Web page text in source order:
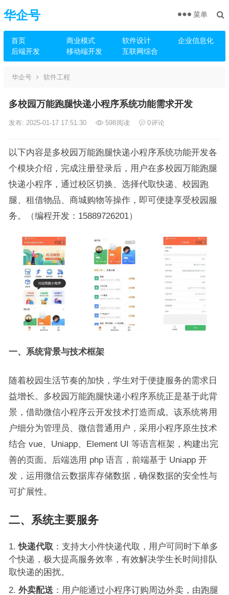
华企号
首页 商业模式 软件设计
企业信息化
后端开发
移动端开发 互联网综合
菜单
华企号 软件工程
多校园万能跑腿快递小程序系统功能需求开发
发布: 2025-01-17 17:51:30 598阅读 0评论
以下内容是多校园万能跑腿快递小程序系统功能开发各
个模块介绍，完成注册登录后，用户在多校园万能跑腿
快递小程序，通过校区切换、选择代取快递、校园跑
腿、租借物品、商城购物等操作，即可便捷享受校园服
务。（编程开发：15889726201）
一、系统背景与技术框架
随着校园生活节奏的加快，学生对于便捷服务的需求日
益增长。多校园万能跑腿快递小程序系统正是基于此背
景，借助微信小程序云开发技术打造而成。该系统将用
户细分为管理员、微信普通用户，采用小程序原生技术
结合 vue、Uniapp、Element UI 等语言框架，构建出完
善的页面。后端选用 php 语言，前端基于 Uniapp 开
发，运用微信云数据库存储数据，确保数据的安全性与
可扩展性。
二、系统主要服务
快递代取 ：支持大小件快递代取，用户可同时下单多
个快递，极大提高服务效率，有效解决学生长时间排队
取快递的困扰。
外卖配送 ：用户能通过小程序订购周边外卖，由跑腿